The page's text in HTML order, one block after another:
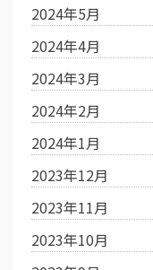
2024年5月
2024年4月
2024年3月
2024年2月
2024年1月
2023年12月
2023年11月
2023年10月